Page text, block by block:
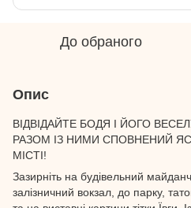
До обраного
Опис
ВІДВІДАЙТЕ БОДЯ І ЙОГО
РАЗОМ ІЗ НИМИ СПОВНЕНИЙ
МІСТІ!
Зазирніть на будівельний
залізничний вокзал, до парку,